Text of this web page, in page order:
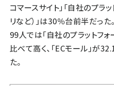
コマースサイト」「自社のプラ
リなど）」は30％台前半だっ
99人では「自社のプラットフ
比べて高く、「ECモール」が
た。